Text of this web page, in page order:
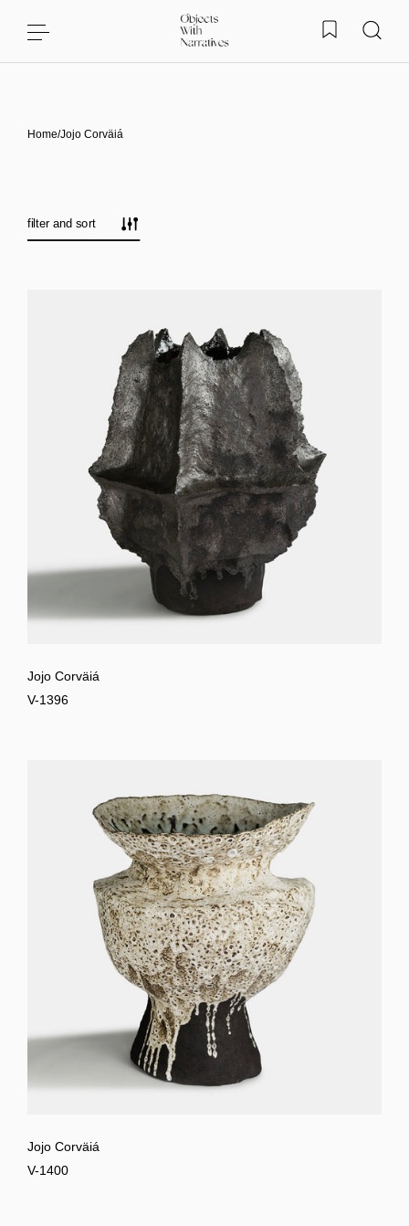
Home/Jojo Corväiá
filter and sort
Jojo Corväiá
V-1396
Jojo Corväiá
V-1400